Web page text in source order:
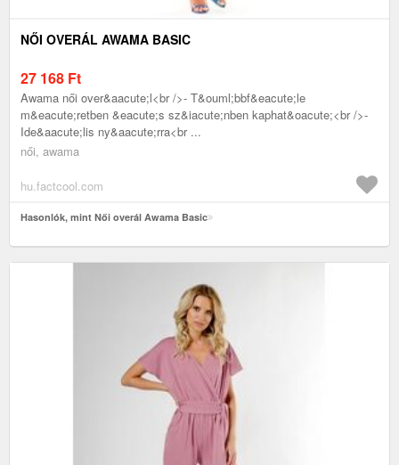
NŐI OVERÁL AWAMA BASIC
27 168 Ft
Awama női over&aacute;l<br />- T&ouml;bbf&eacute;le
m&eacute;retben &eacute;s sz&iacute;nben kaphat&oacute;<br />-
Ide&aacute;lis ny&aacute;rra<br ...
női, awama
hu.factcool.com
Hasonlók, mint Női overál Awama Basic